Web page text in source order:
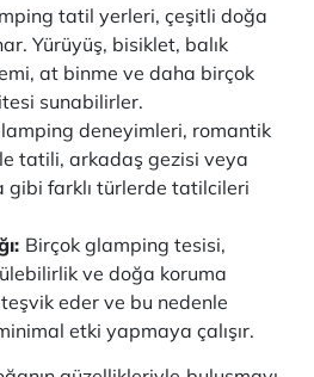
tatil yerleri, çeşitli doğa
Yürüyüş, bisiklet, balık
at binme ve daha birçok
sunabilirler.
deneyimleri, romantik
tatili, arkadaş gezisi veya
gibi farklı türlerde tatilcileri
Birçok glamping tesisi,
ve doğa koruma
eder ve bu nedenle
etki yapmaya çalışır.